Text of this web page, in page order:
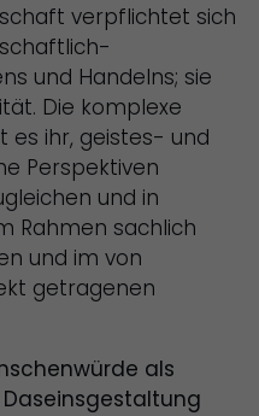
verpflichtet sich
und Handelns; sie
Die komplexe
es ihr, geistes- und
Perspektiven
und in
Rahmen sachlich
und im von
getragenen
als